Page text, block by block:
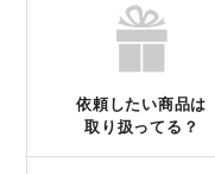
依頼したい商品は
取り扱ってる？